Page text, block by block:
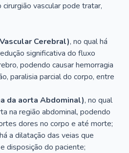
vascular pode tratar,
Cerebral), no qual há
significativa do fluxo
podendo causar hemorragia
paralisia parcial do corpo, entre
da aorta Abdominal), no qual
na região abdominal, podendo
dores no corpo e até morte;
a dilatação das veias que
disposição do paciente;